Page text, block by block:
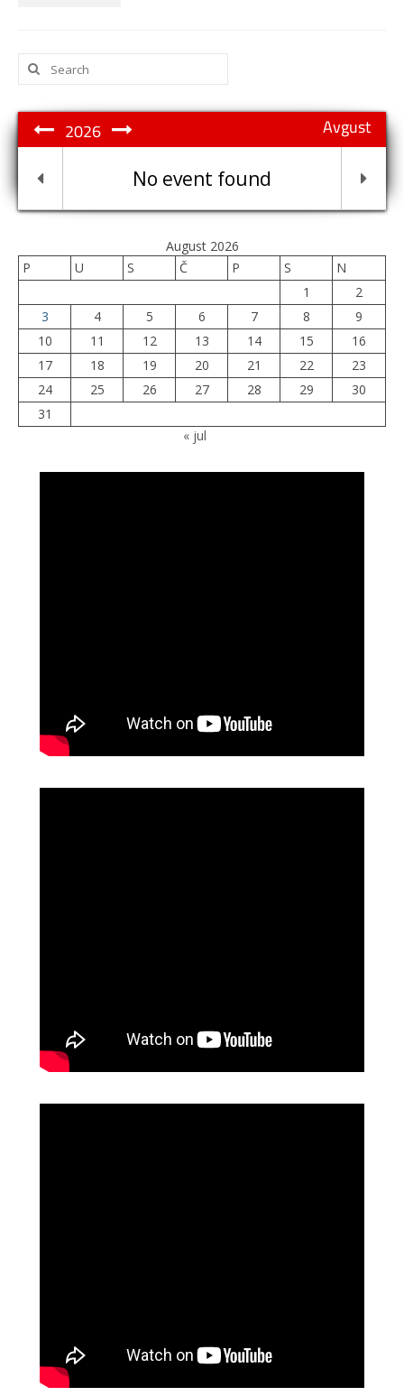
Search
for:
Avgust
2026
No event found
August 2026
P
U S Č P S
N
1
2
3
4 5 6 7 8
9
10
11 12 13 14 15
16
17
18 19 20 21 22
23
24
25 26 27 28 29
30
31
« jul